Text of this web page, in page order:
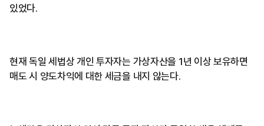
있었다.
현재 독일 세법상 개인 투자자는 가상자산을 1년 이상 보유하면
매도 시 양도차익에 대한 세금을 내지 않는다.